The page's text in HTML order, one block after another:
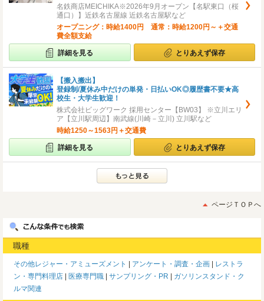
名鉄商店MEICHIKA※2026年9月オープン【名駅東口（桜
通口）】近鉄名古屋線 近鉄名古屋駅など
オープニング：時給1400円 通常：時給1200円～＋交通
費全額支給
詳細を見る とりあえず保存
【搬入搬出】
登録制/夏休み中だけの単発・日払いOK◎履歴書不要★高
校生・大学生歓迎！
株式会社ビッグワーク 採用センター【BW03】 ※立川エリ
ア【立川駅周辺】南武線(川崎－立川) 立川駅など
時給1250～1563円＋交通費
詳細を見る とりあえず保存
ページＴＯＰへ
職種
その他レジャー・アミューズメント アンケート・調査・企画
レストラ
ン・専門料理店
医療専門職 サンプリング・PR
ガソリンスタンド・ク
ルマ関連